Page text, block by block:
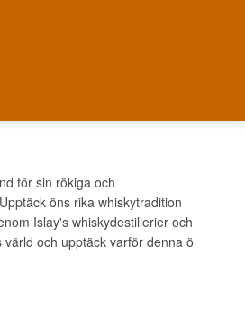
för sin rökiga och
öns rika whiskytradition
Islay's whiskydestillerier och
och upptäck varför denna ö